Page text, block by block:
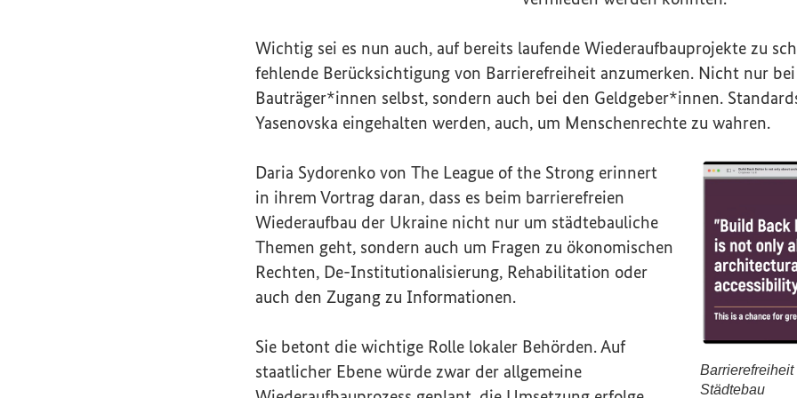
Wichtig sei es nun auch, auf bereits laufende Wiederaufbauprojekte zu
fehlende Berücksichtigung von Barrierefreiheit anzumerken. Nicht nur
Bauträger*innen selbst, sondern auch bei den Geldgeber*innen.
Yasenovska eingehalten werden, auch, um Menschenrechte zu wahren.
Städtebau
Daria Sydorenko von The League of the Strong erinnert
in ihrem Vortrag daran, dass es beim barrierefreien
Wiederaufbau der Ukraine nicht nur um städtebauliche
Themen geht, sondern auch um Fragen zu ökonomischen
Rechten, De-Institutionalisierung, Rehabilitation oder
auch den Zugang zu Informationen.
Sie betont die wichtige Rolle lokaler Behörden. Auf
staatlicher Ebene würde zwar der allgemeine